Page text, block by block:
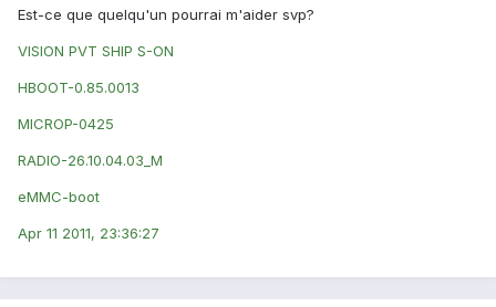
Est-ce que quelqu'un pourrai m'aider svp?
VISION PVT SHIP S-ON
HBOOT-0.85.0013
MICROP-0425
RADIO-26.10.04.03_M
eMMC-boot
Apr 11 2011, 23:36:27